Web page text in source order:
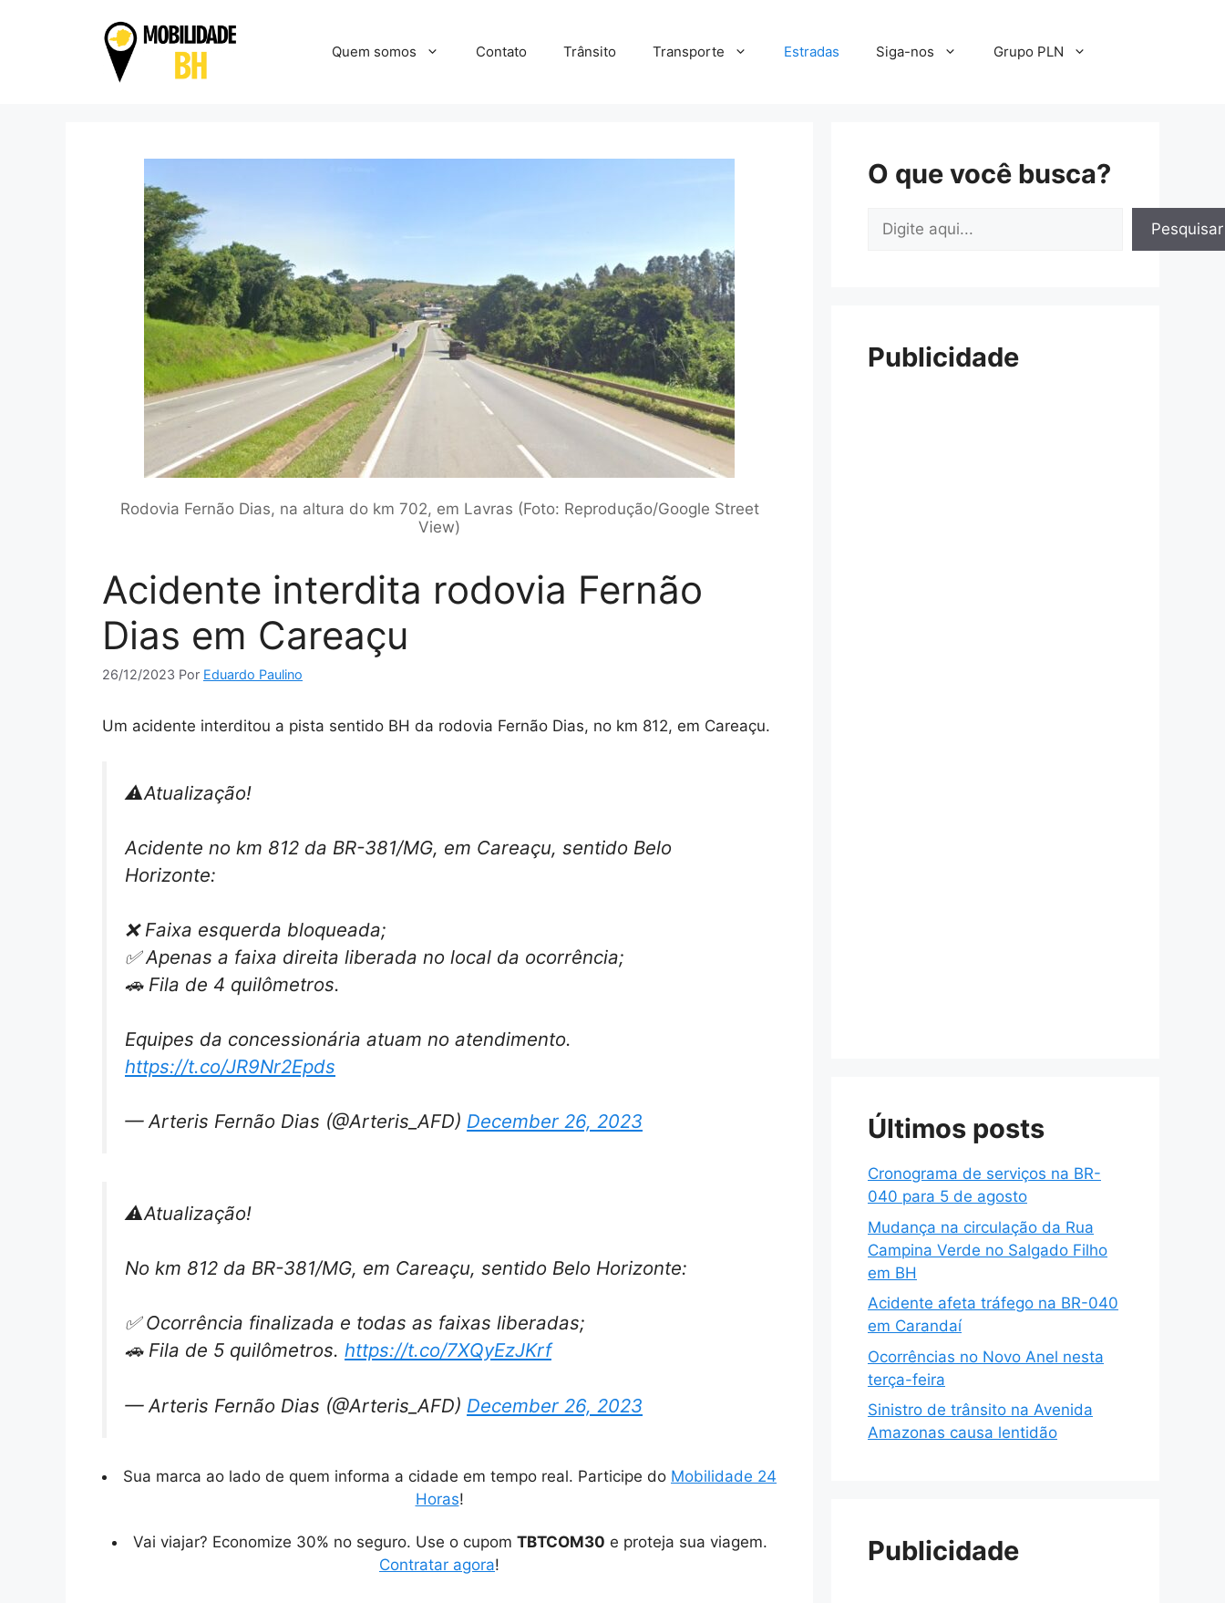
Quem somos Contato Trânsito Transporte Estradas Siga-nos Grupo PLN
Rodovia Fernão Dias, na altura do km 702, em Lavras (Foto: Reprodução/Google Street
View)
Acidente interdita rodovia Fernão
Dias em Careaçu
26/12/2023 Por Eduardo Paulino
Um acidente interditou a pista sentido BH da rodovia Fernão Dias, no km 812, em Careaçu.
⚠️Atualização!
Acidente no km 812 da BR-381/MG, em Careaçu, sentido Belo
Horizonte:
❌ Faixa esquerda bloqueada;
✅ Apenas a faixa direita liberada no local da ocorrência;
🚗 Fila de 4 quilômetros.
Equipes da concessionária atuam no atendimento.
https://t.co/JR9Nr2Epds
— Arteris Fernão Dias (@Arteris_AFD) December 26, 2023
⚠️Atualização!
No km 812 da BR-381/MG, em Careaçu, sentido Belo Horizonte:
✅ Ocorrência finalizada e todas as faixas liberadas;
🚗 Fila de 5 quilômetros. https://t.co/7XQyEzJKrf
— Arteris Fernão Dias (@Arteris_AFD) December 26, 2023
Sua marca ao lado de quem informa a cidade em tempo real. Participe do Mobilidade 24
Horas!
Vai viajar? Economize 30% no seguro. Use o cupom TBTCOM30 e proteja sua viagem.
Contratar agora!
O que você busca?
Pesquisar
Pesquisar
Publicidade
Últimos posts
Cronograma de serviços na BR-
040 para 5 de agosto
Mudança na circulação da Rua
Campina Verde no Salgado Filho
em BH
Acidente afeta tráfego na BR-040
em Carandaí
Ocorrências no Novo Anel nesta
terça-feira
Sinistro de trânsito na Avenida
Amazonas causa lentidão
Publicidade